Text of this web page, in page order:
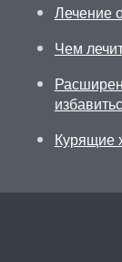
Лечение
Чем
Курящие